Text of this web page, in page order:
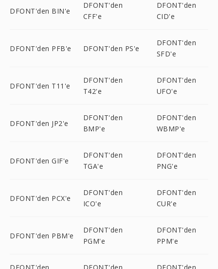
DFONT'den BIN'e
DFONT'den
CFF'e
DFONT'den
CID'e
DFONT'den PFB'e DFONT'den PS'e
DFONT'den
SFD'e
DFONT'den T11'e
DFONT'den
T42'e
DFONT'den
UFO'e
DFONT'den JP2'e
DFONT'den
BMP'e
DFONT'den
WBMP'e
DFONT'den GIF'e
DFONT'den
TGA'e
DFONT'den
PNG'e
DFONT'den PCX'e
DFONT'den
ICO'e
DFONT'den
CUR'e
DFONT'den PBM'e
DFONT'den
PGM'e
DFONT'den
PPM'e